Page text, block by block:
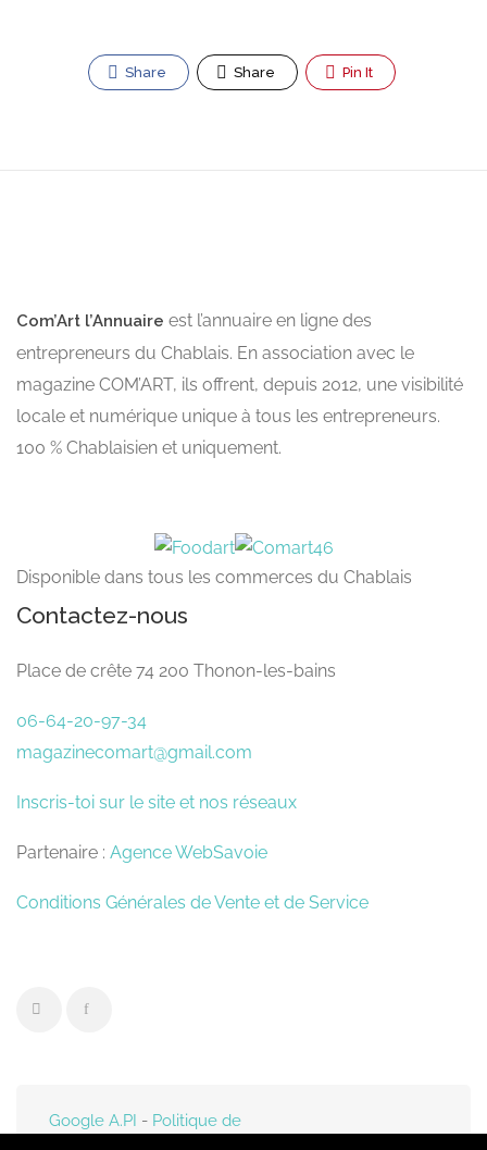
Share Share Pin It
Com’Art l’Annuaire est l’annuaire en ligne des
entrepreneurs du Chablais. En association avec le
magazine COM’ART, ils offrent, depuis 2012, une visibilité
locale et numérique unique à tous les entrepreneurs.
100 % Chablaisien et uniquement.
Disponible dans tous les commerces du Chablais
Contactez-nous
Place de crête 74 200 Thonon-les-bains
06-64-20-97-34
magazinecomart@gmail.com
Inscris-toi sur le site et nos réseaux
Partenaire : Agence WebSavoie
Conditions Générales de Vente et de Service
Google A.PI - Politique de